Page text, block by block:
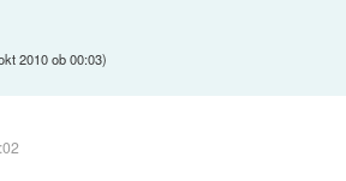
2010 ob 00:03)